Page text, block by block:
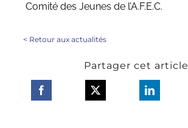
Comité des Jeunes de l’A.F.E.C.
< Retour aux actualités
Partager cet article